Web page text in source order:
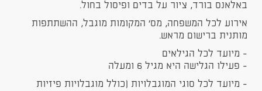
באלאנס בורד, ציור על בדים ופיסול בחול.
אירוע לכל המשפחה, מס' המקומות מוגבל, ההשתתפות
מותנית ברישום מראש.
- מיועד לכל הגילאים
- פעילו הגלישה היא מגיל 6 ומעלה
- מיועד לכל סוגי המוגבלויות (כולל מוגבלויות פיזיות